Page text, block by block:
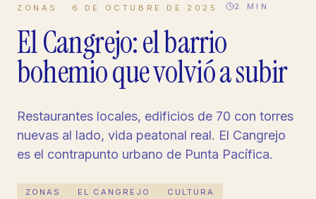
ZONAS · 6 DE OCTUBRE DE 2025 2 MIN
El Cangrejo: el barrio
bohemio que volvió a subir
Restaurantes locales, edificios de 70 con torres
nuevas al lado, vida peatonal real. El Cangrejo
es el contrapunto urbano de Punta Pacífica.
ZONAS EL CANGREJO CULTURA